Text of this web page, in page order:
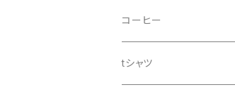
ドッグシャンプー
コーヒー
tシャツ